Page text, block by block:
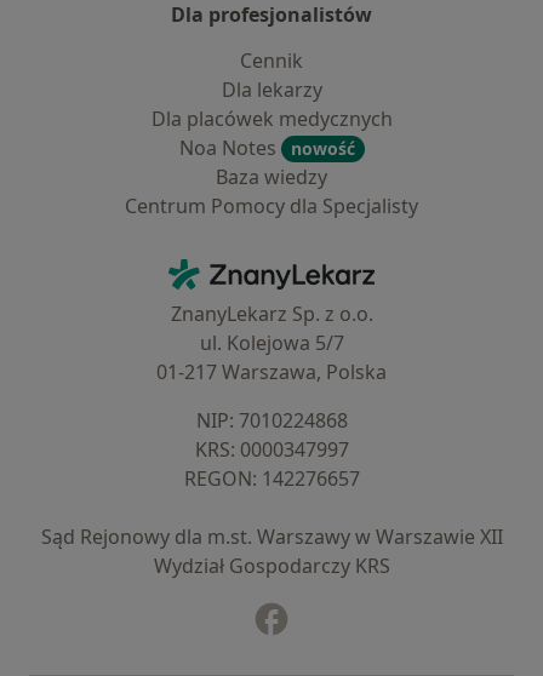
Dla profesjonalistów
Cennik
Dla lekarzy
Dla placówek medycznych
Noa Notes
nowość
Baza wiedzy
Centrum Pomocy dla Specjalisty
ZnanyLekarz - Strona główna
ZnanyLekarz Sp. z o.o.
ul. Kolejowa 5/7
01-217 Warszawa, Polska
NIP: ⁠7010224868
KRS: ⁠0000347997
REGON: ⁠142276657
Sąd Rejonowy dla m.st. Warszawy w Warszawie XII
Wydział Gospodarczy KRS